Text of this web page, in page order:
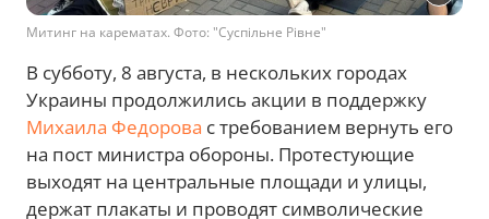
Митинг на карематах. Фото: "Суспільне Рівне"
В субботу, 8 августа, в нескольких городах
Украины продолжились акции в поддержку
Михаила Федорова с требованием вернуть его
на пост министра обороны. Протестующие
выходят на центральные площади и улицы,
держат плакаты и проводят символические